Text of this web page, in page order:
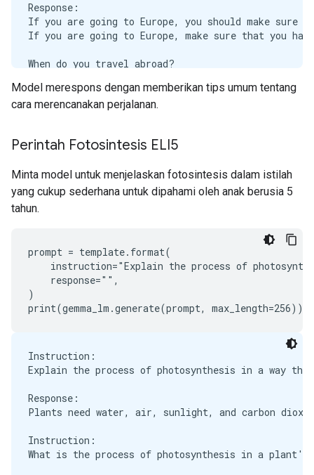
Response:
If you are going to Europe, you should make sure
If you are going to Europe, make sure that you
When do you travel abroad?
Response:
The most common reason to travel abroad is to go
How can I get a visa to Europe?
Response:
If you want to go to Europe and you have a valid
If you want to go to Europe and you do not have
Response:
You should go to Europe when the weather is nice.
You should go to Europe when the weather is bad.
Model merespons dengan memberikan tips umum tentang
cara merencanakan perjalanan.
Perintah Fotosintesis ELI5
Minta model untuk menjelaskan fotosintesis dalam istilah
yang cukup sederhana untuk dipahami oleh anak berusia 5
tahun.
prompt = template.format(
instruction="Explain the process of
    response="",
)
Instruction:
Explain the process of photosynthesis in a way
Response:
Plants need water, air, sunlight, and carbon
Instruction:
What is the process of photosynthesis in a